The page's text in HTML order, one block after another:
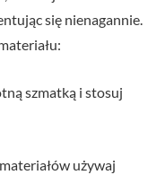
się nienagannie.
szmatką i stosuj
używaj